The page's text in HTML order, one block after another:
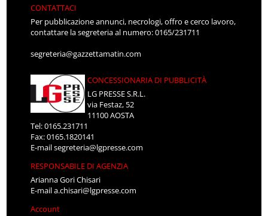
CONTATTACI
Per pubblicazione annunci, necrologi, offro e cerco lavoro,
contattare la segreteria al numero: 0165/231711
segreteria@gazzettamatin.com
CONCESSIONARIA DI PUBBLICITÀ
LG PRESSE S.R.L.
via Festaz, 52
11100 AOSTA
Tel: 0165.231711
Fax: 0165.1820141
E-mailsegreteria@lgpresse.com
RESPONSABILE DI AGENZIA
Arianna Gori Chisari
E-maila.chisari@lgpresse.com
Account